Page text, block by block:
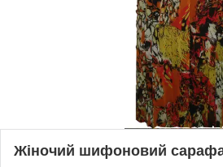
Жіночий шифоновий